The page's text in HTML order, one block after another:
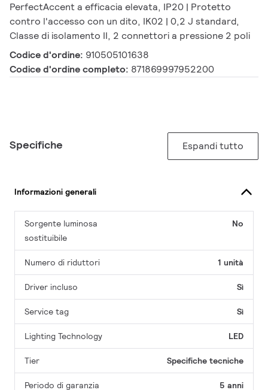
PerfectAccent a efficacia elevata, IP20 | Protetto
contro l'accesso con un dito, IK02 | 0,2 J standard,
Classe di isolamento II, 2 connettori a pressione 2 poli
Codice d'ordine: 910505101638
Codice d'ordine completo: 871869997952200
Specifiche Espandi tutto
Informazioni generali
Sorgente luminosa
sostituibile
No
Numero di riduttori 1 unità
Driver incluso Sì
Service tag Sì
Lighting Technology LED
Tier Specifiche tecniche
Periodo di garanzia 5 anni